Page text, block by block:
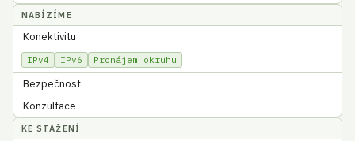
NABÍZÍME
Konektivitu
IPv4 IPv6 Pronájem okruhu
Bezpečnost
Konzultace
KE STAŽENÍ